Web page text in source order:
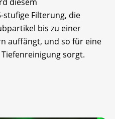
Filterung, die
bis zu einer
auffängt, und so für eine
sorgt.